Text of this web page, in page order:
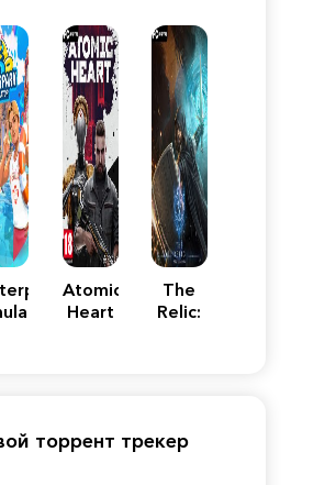
Pandora
Atomic
Heart
The
Relic:
торрент трекер